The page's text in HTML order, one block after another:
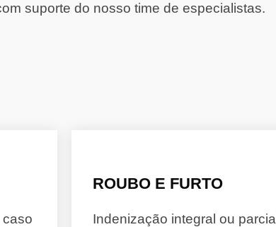
suporte do nosso time de especialistas.
ROUBO E FURTO
Indenização integral ou parcial